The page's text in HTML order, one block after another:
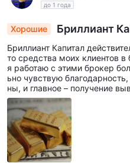
до 1 года
Хорошие Бриллиант
Бриллиант Капитал
то средства моих клиентов в
я работаю с этими брокер
ьно чувствую
ны, и главное – получение
Так что доверие к этим